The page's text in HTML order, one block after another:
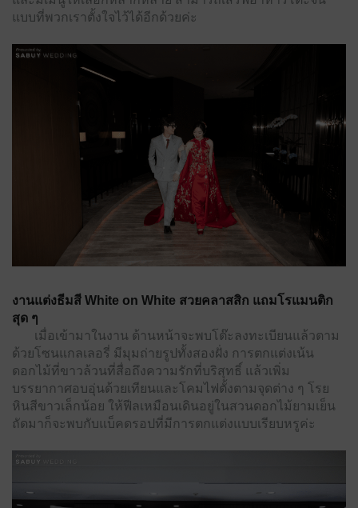
แบบที่พวกเราตั้งใจไว้ได้อีกด้วยค่ะ
งานแต่งธีมสี White on White สวยคลาสสิก แถมโรแมนติก
สุด ๆ
เมื่อเข้ามาในงาน ด้านหน้าจะพบโต๊ะลงทะเบียนแล้วตาม
ด้วยโซนแกลเลอรี่ มีมุมถ่ายรูปทั้งสองฝั่ง การตกแต่งเน้น
ดอกไม้ที่ขาวล้วนที่สื่อถึงความรักที่บริสุทธิ์ แล้วเพิ่ม
บรรยากาศอบอุ่นด้วยเทียนและโคมไฟตั้งตามจุดต่าง ๆ โรย
หินสีขาวเล็กน้อย ให้ฟีลเหมือนเดินอยู่ในสวนดอกไม้ยามเย็น
ถัดมาก็จะพบกับแบ็คดรอปที่มีการตกแต่งแบบเรียบหรูค่ะ